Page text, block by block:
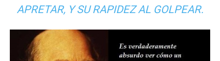
APRETAR, Y SU RAPIDEZ AL GOLPEAR.